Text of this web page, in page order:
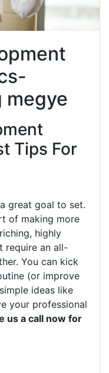
megye
Tips For
great goal to set.
of making more
highly
require an all-
You can kick
(or improve
ideas like
your professional
us a call now for